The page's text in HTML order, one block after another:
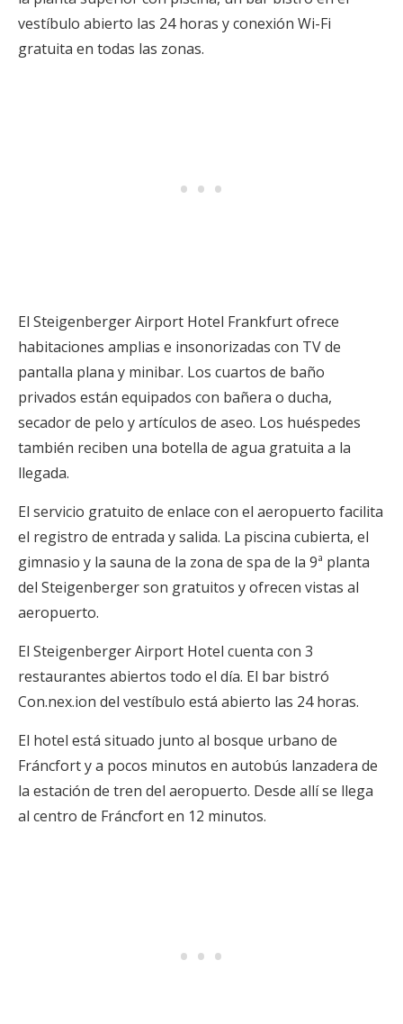
vestíbulo abierto las 24 horas y conexión Wi-Fi
gratuita en todas las zonas.
El Steigenberger Airport Hotel Frankfurt ofrece
habitaciones amplias e insonorizadas con TV de
pantalla plana y minibar. Los cuartos de baño
privados están equipados con bañera o ducha,
secador de pelo y artículos de aseo. Los huéspedes
también reciben una botella de agua gratuita a la
llegada.
El servicio gratuito de enlace con el aeropuerto facilita
el registro de entrada y salida. La piscina cubierta, el
gimnasio y la sauna de la zona de spa de la 9ª planta
del Steigenberger son gratuitos y ofrecen vistas al
aeropuerto.
El Steigenberger Airport Hotel cuenta con 3
restaurantes abiertos todo el día. El bar bistró
Con.nex.ion del vestíbulo está abierto las 24 horas.
El hotel está situado junto al bosque urbano de
Fráncfort y a pocos minutos en autobús lanzadera de
la estación de tren del aeropuerto. Desde allí se llega
al centro de Fráncfort en 12 minutos.